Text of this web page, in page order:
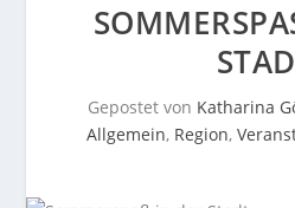
TADT
Gepostet von Katharina
Allgemein, Region,